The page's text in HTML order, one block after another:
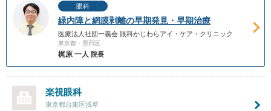
眼科
緑内障と網膜剥離の早期発見・早期治療
医療法人社団一義会 眼科かじわらアイ・ケア・クリニック
東京都・墨田区
梶原 一人 院長
楽視眼科
東京都台東区浅草